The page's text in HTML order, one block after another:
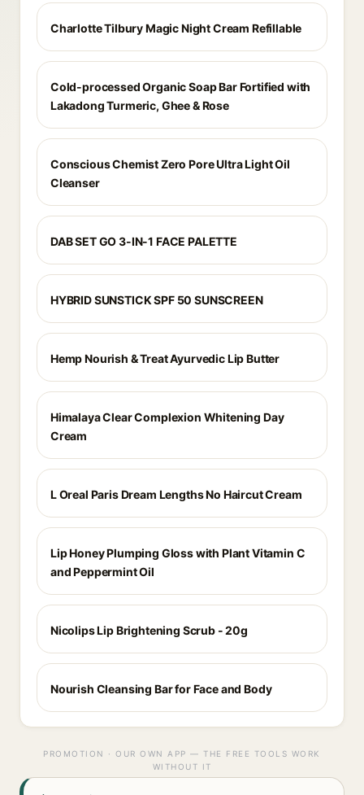
Charlotte Tilbury Magic Night Cream Refillable
Cold-processed Organic Soap Bar Fortified with
Lakadong Turmeric, Ghee & Rose
Conscious Chemist Zero Pore Ultra Light Oil
Cleanser
DAB SET GO 3-IN-1 FACE PALETTE
HYBRID SUNSTICK SPF 50 SUNSCREEN
Hemp Nourish & Treat Ayurvedic Lip Butter
Himalaya Clear Complexion Whitening Day
Cream
L Oreal Paris Dream Lengths No Haircut Cream
Lip Honey Plumping Gloss with Plant Vitamin C
and Peppermint Oil
Nicolips Lip Brightening Scrub - 20g
Nourish Cleansing Bar for Face and Body
PROMOTION · OUR OWN APP — THE FREE TOOLS WORK
WITHOUT IT